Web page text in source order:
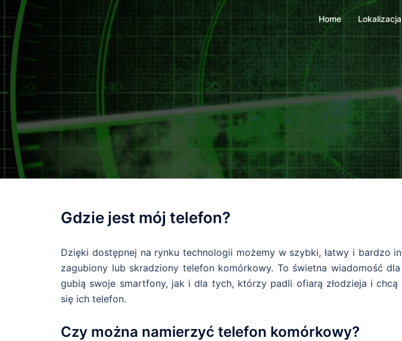
Przejdź
treści
Home
Gdzie jest mój telefon?
Dzięki dostępnej na rynku technologii możemy w szybki, łatwy i bardzo
zagubiony lub skradziony telefon komórkowy. To świetna wiadomość
gubią swoje smartfony, jak i dla tych, którzy padli ofiarą złodzieja i chcą
się ich telefon.
Czy można namierzyć telefon komórkowy?